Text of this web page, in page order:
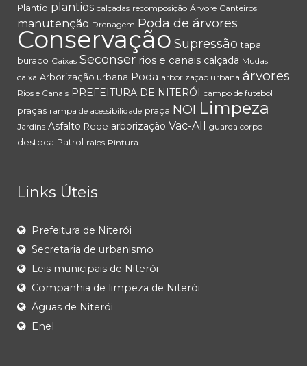
Plantio plantios calçadas recomposição Árvore Canteiros
manutenção Drenagem Poda de árvores
Conservação Supressão tapa
buraco Caixas Seconser rios e canais calçada Mudas
caixa Arborização urbana Poda arborização urbana árvores
Rios e Canais PREFEITURA DE NITERÓI campo de futebol
praças rampa de acessibilidade praça NOI Limpeza
Jardins Asfalto Rede arborização Vac-All guarda corpo
destoca Patrol ralos Pintura
Links Úteis
Prefeitura de Niterói
Secretaria de urbanismo
Leis municipais de Niterói
Companhia de limpeza de Niterói
Águas de Niterói
Enel